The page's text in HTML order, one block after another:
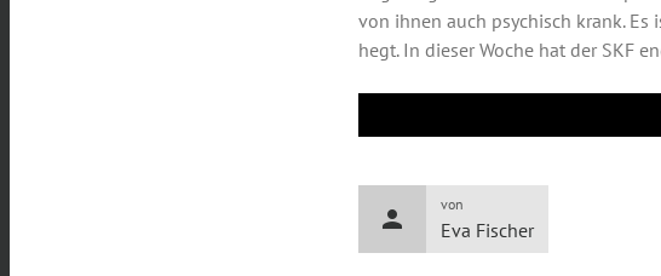
von ihnen auch psychisch krank.
hegt. In dieser Woche hat der SKF
person
von
Eva Fischer